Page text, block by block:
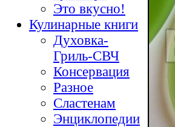
Это вкусно!
Кулинарные книги
Духовка-
Гриль-СВЧ
Консервация
Разное
Сластенам
Энциклопедии